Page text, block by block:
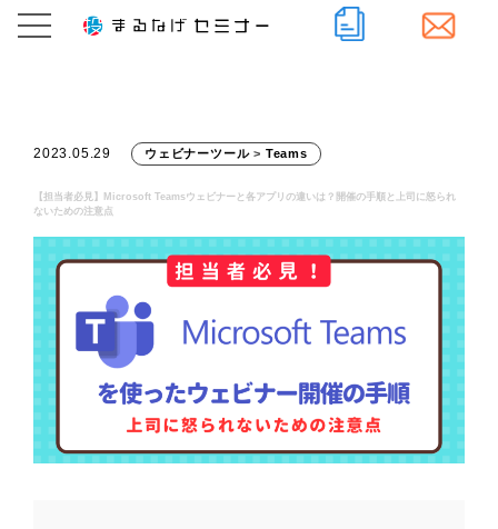
2023.05.29 ウェビナーツール> Teams
【担当者必見】Microsoft Teamsウェビナーと各アプリの違いは？開催の手順と上司に怒られ
ないための注意点